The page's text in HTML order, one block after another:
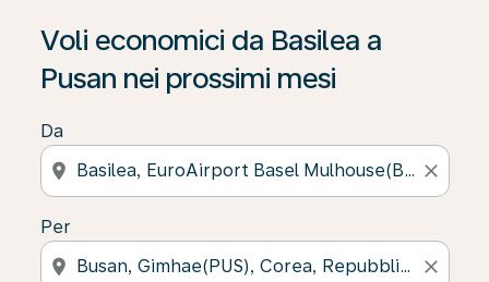
Voli economici da Basilea a
Pusan nei prossimi mesi
Da
location_on close
Per
location_on close
Se non trova risultati, faccia clic su “Cerca le offerte”